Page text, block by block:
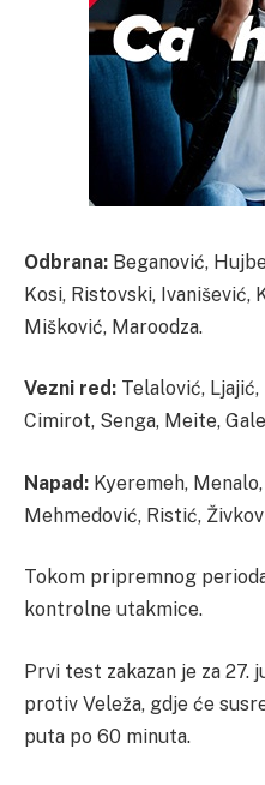
Odbrana: Beganović,
Kosi, Ristovski, Ivanišević,
Mišković, Maroodza.
Vezni red: Telalović,
Cimirot, Senga, Meite,
Napad: Kyeremeh,
Mehmedović, Ristić,
Tokom pripremnog
kontrolne utakmice.
Prvi test zakazan je za 27.
protiv Veleža, gdje će
puta po 60 minuta.